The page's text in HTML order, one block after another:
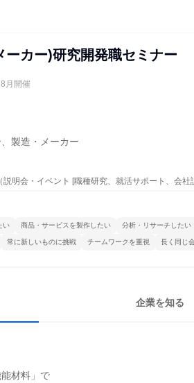
カー)研究開発職セミナー
月開催
製造・メーカー
明会・イベント [職種研究、就活サポート、会社
い 商品・サービスを製作したい 分析・リサーチしたい
常に新しいものに挑戦 チームワークを重視 長く同じ
企業を知る
材料」で